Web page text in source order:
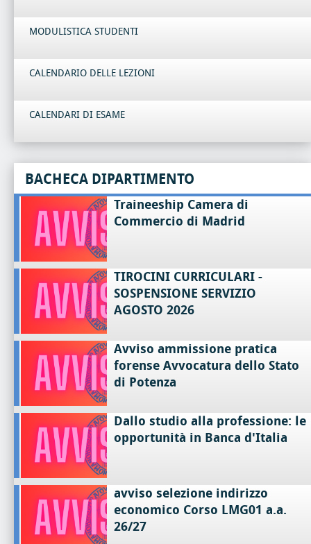
MODULISTICA STUDENTI
CALENDARIO DELLE LEZIONI
CALENDARI DI ESAME
BACHECA DIPARTIMENTO
Traineeship Camera di
Commercio di Madrid
TIROCINI CURRICULARI -
SOSPENSIONE SERVIZIO
AGOSTO 2026
Avviso ammissione pratica
forense Avvocatura dello Stato
di Potenza
Dallo studio alla professione: le
opportunità in Banca d'Italia
avviso selezione indirizzo
economico Corso LMG01 a.a.
26/27